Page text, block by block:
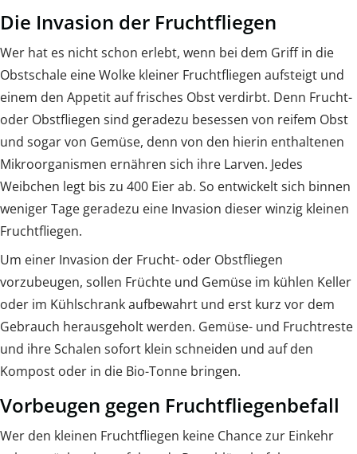
Die Invasion der Fruchtfliegen
Wer hat es nicht schon erlebt, wenn bei dem Griff in die
Obstschale eine Wolke kleiner Fruchtfliegen aufsteigt und
einem den Appetit auf frisches Obst verdirbt. Denn Frucht-
oder Obstfliegen sind geradezu besessen von reifem Obst
und sogar von Gemüse, denn von den hierin enthaltenen
Mikroorganismen ernähren sich ihre Larven. Jedes
Weibchen legt bis zu 400 Eier ab. So entwickelt sich binnen
weniger Tage geradezu eine Invasion dieser winzig kleinen
Fruchtfliegen.
Um einer Invasion der Frucht- oder Obstfliegen
vorzubeugen, sollen Früchte und Gemüse im kühlen Keller
oder im Kühlschrank aufbewahrt und erst kurz vor dem
Gebrauch herausgeholt werden. Gemüse- und Fruchtreste
und ihre Schalen sofort klein schneiden und auf den
Kompost oder in die Bio-Tonne bringen.
Vorbeugen gegen Fruchtfliegenbefall
Wer den kleinen Fruchtfliegen keine Chance zur Einkehr